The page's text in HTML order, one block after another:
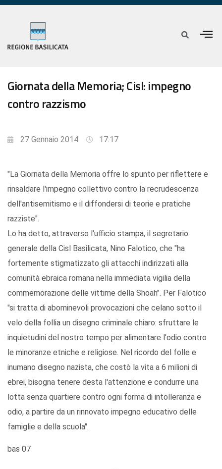
Giornata della Memoria; Cisl: impegno
contro razzismo
27 Gennaio 2014 17:17
"La Giornata della Memoria offre lo spunto per riflettere e
rinsaldare l'impegno collettivo contro la recrudescenza
dell'antisemitismo e il diffondersi di teorie e pratiche
razziste".
Lo ha detto, attraverso l'ufficio stampa, il segretario
generale della Cisl Basilicata, Nino Falotico, che "ha
fortemente stigmatizzato gli attacchi indirizzati alla
comunità ebraica romana nella immediata vigilia della
commemorazione delle vittime della Shoah". Per Falotico
"si tratta di abominevoli provocazioni che celano sotto il
velo della follia un disegno criminale chiaro: sfruttare le
inquietudini del nostro tempo per alimentare l'odio contro
le minoranze etniche e religiose. Nel ricordo del folle e
inumano disegno nazista, che costò la vita a 6 milioni di
ebrei, bisogna tenere desta l'attenzione e condurre una
lotta senza quartiere contro ogni forma di intolleranza e
odio, a partire da un rinnovato impegno educativo delle
famiglie e della scuola".
bas 07